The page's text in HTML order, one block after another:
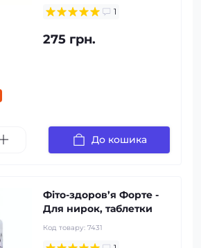
1
275 грн.
До кошика
Фіто-здоров’я Форте -
Для нирок, таблетки
Код товару: 7431